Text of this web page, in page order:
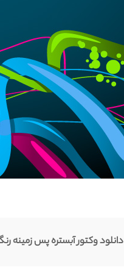
دانلود وکتور آبستره پس زمینه